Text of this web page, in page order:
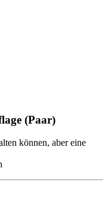
(Paar)
können, aber eine